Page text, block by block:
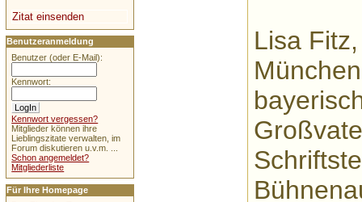
Lisa
Zitat einsenden
Benutzeranmeldung
Benutzer (oder E-Mail):
Kennwort:
Kennwort vergessen?
Mitglieder können ihre
Lieblingszitate verwalten, im
Forum diskutieren u.v.m. ...
Schon angemeldet?
Mitgliederliste
Für Ihre Homepage